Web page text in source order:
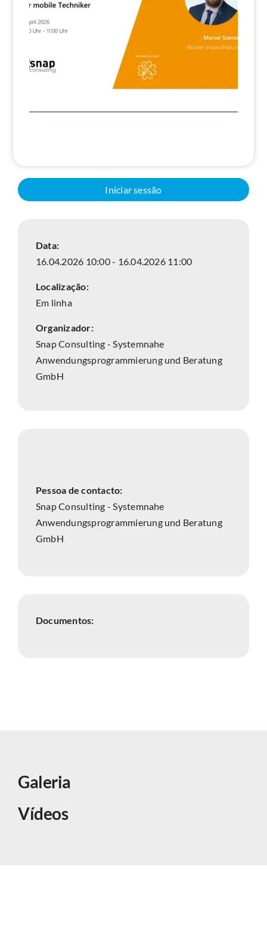
Pesquisa
Iniciar sessão
Data:
16.04.2026 10:00 - 16.04.2026 11:00
Localização:
Em linha
Organizador:
Snap Consulting - Systemnahe
Anwendungsprogrammierung und Beratung
GmbH
Pessoa de contacto:
Snap Consulting - Systemnahe
Anwendungsprogrammierung und Beratung
GmbH
Documentos:
Galeria
Vídeos